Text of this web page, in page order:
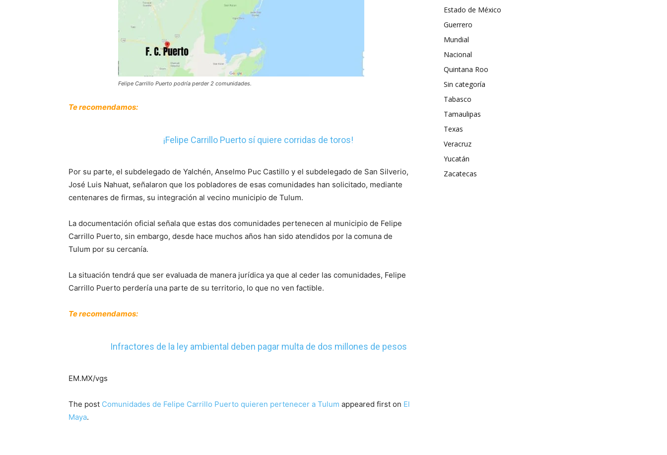
Felipe Carrillo Puerto podría perder 2 comunidades.
Te recomendamos:
¡Felipe Carrillo Puerto sí quiere corridas de toros!
Por su parte, el subdelegado de Yalchén, Anselmo Puc Castillo y el subdelegado de San Silverio,
José Luis Nahuat, señalaron que los pobladores de esas comunidades han solicitado, mediante
centenares de firmas, su integración al vecino municipio de Tulum.
La documentación oficial señala que estas dos comunidades pertenecen al municipio de Felipe
Carrillo Puerto, sin embargo, desde hace muchos años han sido atendidos por la comuna de
Tulum por su cercanía.
La situación tendrá que ser evaluada de manera jurídica ya que al ceder las comunidades, Felipe
Carrillo Puerto perdería una parte de su territorio, lo que no ven factible.
Te recomendamos:
Infractores de la ley ambiental deben pagar multa de dos millones de pesos
EM.MX/vgs
The post Comunidades de Felipe Carrillo Puerto quieren pertenecer a Tulum appeared first on El
Maya.
Estado de México
Guerrero
Mundial
Nacional
Quintana Roo
Sin categoría
Tabasco
Tamaulipas
Texas
Veracruz
Yucatán
Zacatecas